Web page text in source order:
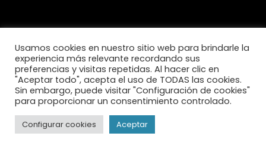
Usamos cookies en nuestro sitio web para brindarle la
experiencia más relevante recordando sus
preferencias y visitas repetidas. Al hacer clic en
"Aceptar todo", acepta el uso de TODAS las cookies.
Sin embargo, puede visitar "Configuración de cookies"
para proporcionar un consentimiento controlado.
Configurar cookies Aceptar